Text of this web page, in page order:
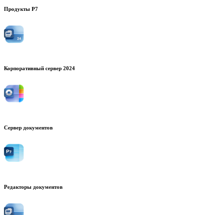
Продукты Р7
Корпоративный сервер 2024
Сервер документов
Редакторы документов